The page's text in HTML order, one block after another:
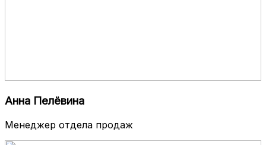
Анна Пелёвина
Менеджер отдела продаж